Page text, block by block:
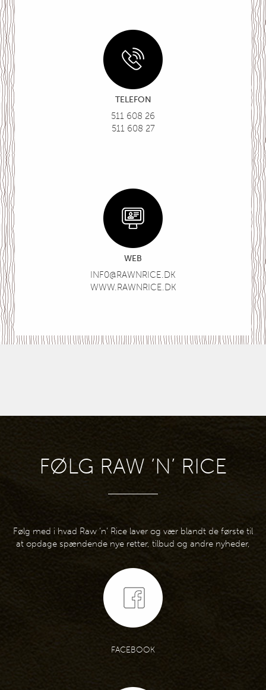
TELEFON
511 608 26
511 608 27
WEB
INF0@RAWNRICE.DK
WWW.RAWNRICE.DK
FØLG RAW ’N’ RICE
Følg med i hvad Raw ’n’ Rice laver og vær blandt de første til
at opdage spændende nye retter, tilbud og andre nyheder,
FACEBOOK